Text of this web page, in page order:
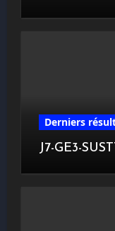
Derniers
J7-GE3-